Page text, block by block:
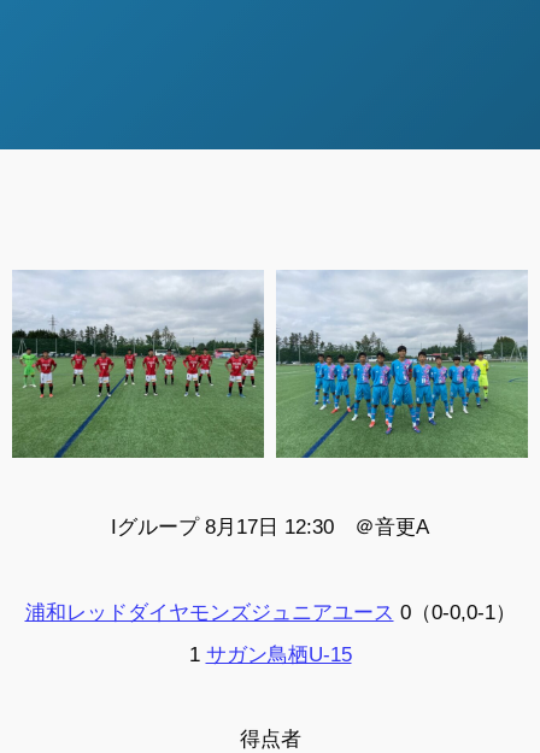
Iグループ 8月17日 12:30 ＠音更A
浦和レッドダイヤモンズジュニアユース 0（0-0,0-1）
1 サガン鳥栖U-15
得点者